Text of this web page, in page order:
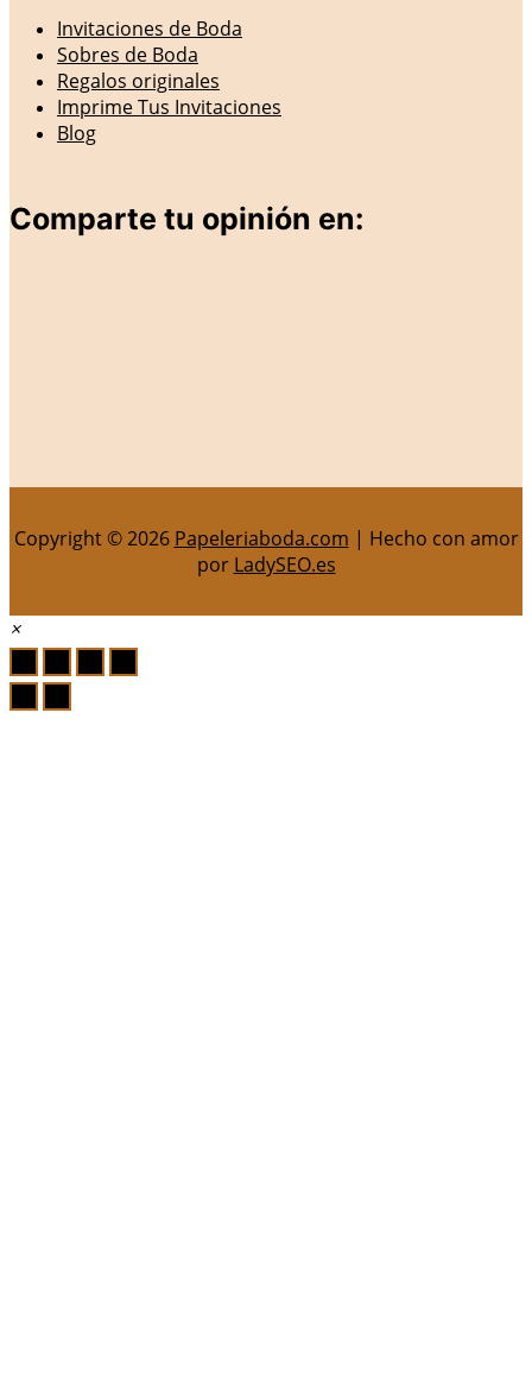
Invitaciones de Boda
Sobres de Boda
Regalos originales
Imprime Tus Invitaciones
Blog
Comparte tu opinión en:
Copyright © 2026 Papeleriaboda.com | Hecho con amor
por LadySEO.es
×